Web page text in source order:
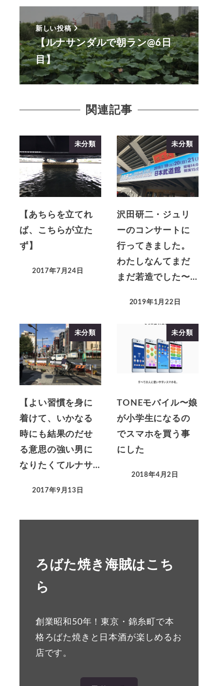
新しい投稿
【ルナサンダルで朝ラン@6日
目】
関連記事
未分類
【あちらを立てれ
ば、こちらが立た
ず】
2017年7月24日
未分類
沢田研二・ジュリ
ーのコンサートに
行ってきました。
わたしなんてまだ
まだ若造でした〜…
2019年1月22日
未分類
【よい習慣を身に
着けて、いかなる
時にも結果のだせ
る意思の強い男に
なりたくてルナサ…
2017年9月13日
未分類
TONEモバイル〜娘
が小学生になるの
でスマホを買う事
にした
2018年4月2日
ろばた焼き海賊はこち
ら
創業昭和50年！東京・錦糸町で本
格ろばた焼きと日本酒が楽しめるお
店です。